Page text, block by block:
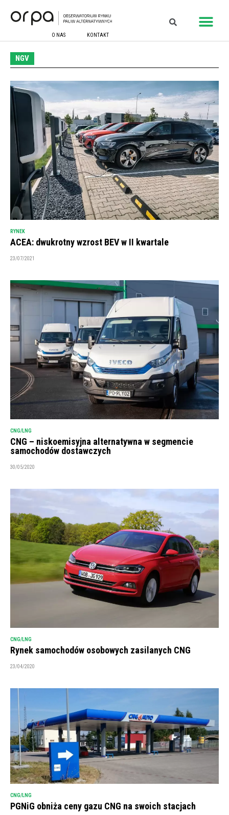
O NAS KONTAKT
NGV
RYNEK
ACEA: dwukrotny wzrost BEV w II kwartale
23/07/2021
CNG/LNG
CNG – niskoemisyjna alternatywna w segmencie
samochodów dostawczych
30/05/2020
CNG/LNG
Rynek samochodów osobowych zasilanych CNG
23/04/2020
CNG/LNG
PGNiG obniża ceny gazu CNG na swoich stacjach